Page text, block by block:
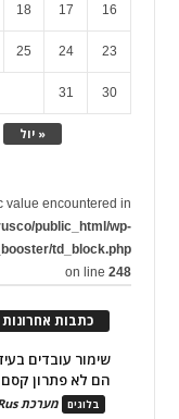
« יול
16
17
18
23
24
25
30
31
value encountered in
public_html/wp-
td_block.php
on line248
כתבות אחרונות
הם לא פתרון קסם
בלוגים מערכת HRus